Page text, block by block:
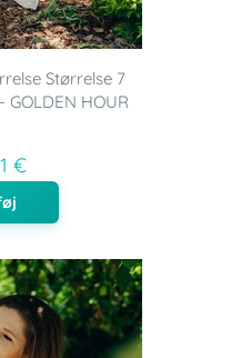
Størrelse 7
GOLDEN HOUR
€